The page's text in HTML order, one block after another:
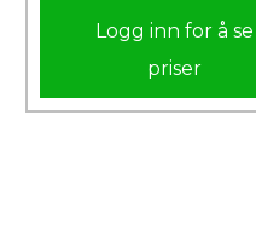
Logg inn for å se
priser